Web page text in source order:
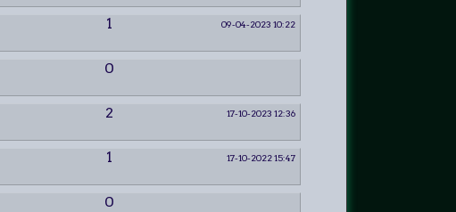
1
09-04-2023 10:22
0
2
17-10-2023 12:36
1
17-10-2022 15:47
0